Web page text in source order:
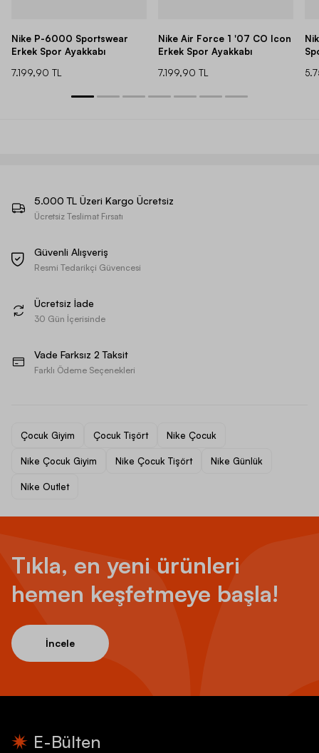
Nike P-6000 Sportswear
Erkek Spor Ayakkabı
7.199,90 TL
Nike Air Force 1 '07 CO Icon
Erkek Spor Ayakkabı
7.199,90 TL
5.000 TL Üzeri Kargo Ücretsiz
Ücretsiz Teslimat Fırsatı
Güvenli Alışveriş
Resmi Tedarikçi Güvencesi
Ücretsiz İade
30 Gün İçerisinde
Vade Farksız 2 Taksit
Farklı Ödeme Seçenekleri
Çocuk Giyim Çocuk Tişört Nike Çocuk
Nike Çocuk Giyim Nike Çocuk Tişört Nike Günlük
Nike Outlet
Tıkla, en yeni ürünleri
hemen keşfetmeye başla!
İncele
E-Bülten